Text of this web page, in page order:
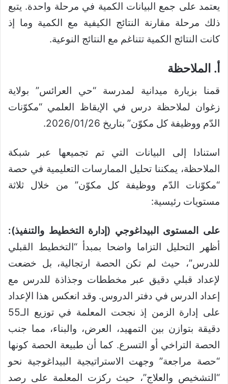
يعتمد على جمع البيانات الكمية في مرحلة واحدة. يتبع
ذلك مرحلة مقارنة النتائج الكيفية مع الكمية وما إذ
كانت النتائج الكمية تتناغم مع النتائج النوعية.
أ. الملاحظة
قمنا بزيارة ميدانية لمدرسة “حي العرائس” بولاية
زغوان لملاحظة درس في الإيقاظ العلمي “مكوّنات
الدّم ووظيفة كل مكوّن” بتاريخ 2026/01/26.
استنادا إلى البيانات التي تم تجميعها عبر شبكة
الملاحظة، يمكننا تحليل الممارسات التعليمية في حصة
“مكوّنات الدّم ووظيفة كل مكوّن” من خلال ثلاثة
مستويات رئيسية:
على المستوى البيداغوجي (إدارة التخطيط والتنفيذ):
أظهر التحليل التزاما واضحا بمبدأ “التخطيط القبلي
للدرس”، حيث لم تكن الحصة ارتجالية، بل خضعت
لإعداد قبلي دقيق عبر مخططات وجذاذة للدرس مع
إعداد الدرس في دفتر الدروس. وقد انعكس هذا الإعداد
على إدارة الزمن إذ نجحت المعلمة في توزيع الـ55
دقيقة بتوازن بين التمهيد، العرض، والبناء، مما جنب
الحصة التراخي أو التسرع. كما أن طبيعة الحصة كونها
“حصة مراجعة” وجهت الاستراتيجية البيداغوجية نحو
“التشخيص والعلاج”، حيث ركزت المعلمة على رصد